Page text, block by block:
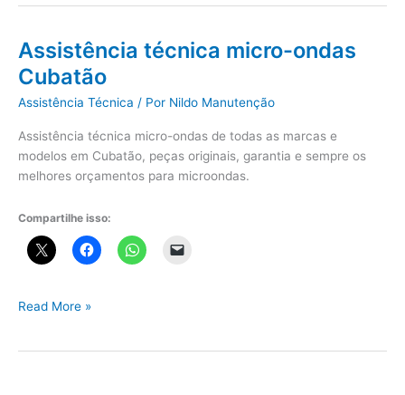
Assistência técnica micro-ondas
Cubatão
Assistência Técnica / Por Nildo Manutenção
Assistência técnica micro-ondas de todas as marcas e
modelos em Cubatão, peças originais, garantia e sempre os
melhores orçamentos para microondas.
Compartilhe isso:
Assistência
Read More »